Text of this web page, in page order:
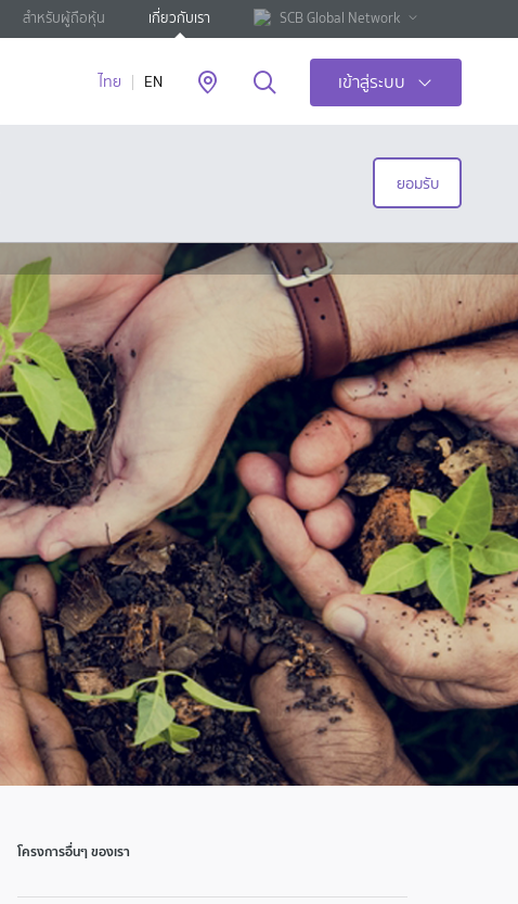
สำหรับผู้ถือหุ้น เกี่ยวกับเรา SCB Global Network
ไทย EN เข้าสู่ระบบ
ยอมรับ
โครงการอื่นๆ ของเรา